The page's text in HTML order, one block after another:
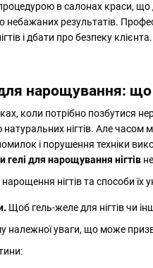
в салонах краси, що
небажаних результатів.
і дбати про безпеку клієнта.
нарощування:
коли потрібно позбутися
нігтів. Але часом
і порушення техніки
гелі для нарощування нігтів
нігтів та способи їх
Щоб гель-желе для нігтів чи
належної уваги, що може